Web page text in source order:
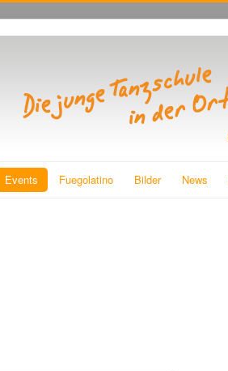
Events Fuegolatino Bilder News